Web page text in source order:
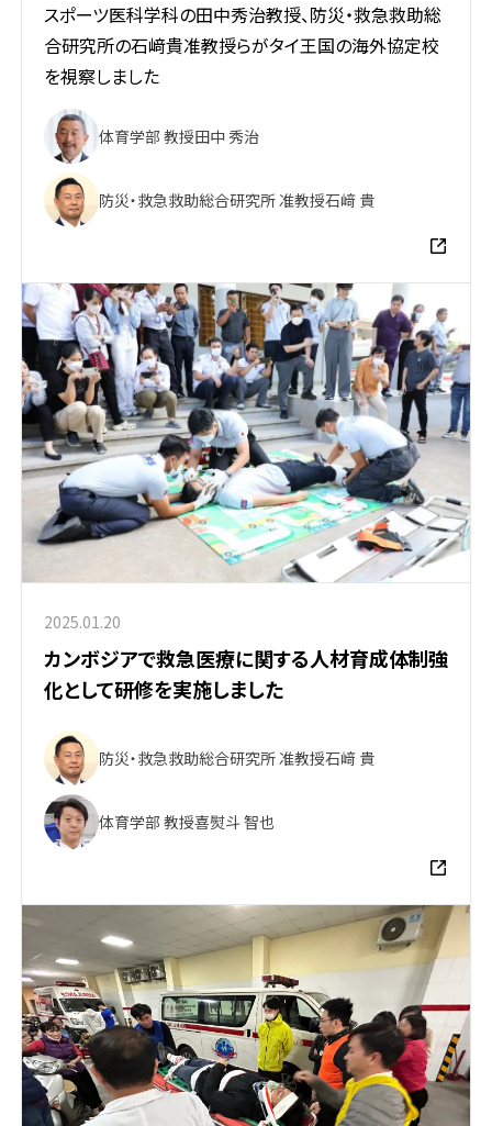
スポーツ医科学科の田中秀治教授、防災・救急救助総
合研究所の石﨑貴准教授らがタイ王国の海外協定校
を視察しました
体育学部 教授田中 秀治
防災・救急救助総合研究所 准教授石﨑 貴
2025.01.20
カンボジアで救急医療に関する人材育成体制強
化として研修を実施しました
防災・救急救助総合研究所 准教授石﨑 貴
体育学部 教授喜熨斗 智也